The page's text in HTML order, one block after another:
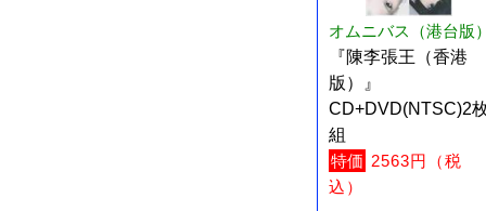
オムニバス（港台版）
『陳李張王（香港
版）』
CD+DVD(NTSC)2
組
特価 2563円（税
込）